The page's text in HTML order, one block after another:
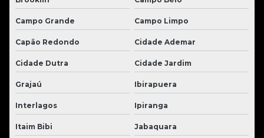
Campo Grande Campo Limpo
Capão Redondo Cidade Ademar
Cidade Dutra Cidade Jardim
Grajaú Ibirapuera
Interlagos Ipiranga
Itaim Bibi Jabaquara